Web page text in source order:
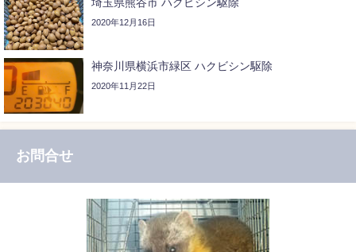
埼玉県熊谷市 ハクビシン駆除
2020年12月16日
神奈川県横浜市緑区 ハクビシン駆除
2020年11月22日
お問合せ